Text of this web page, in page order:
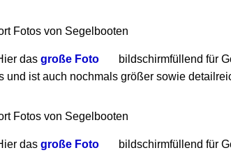
das große Foto bildschirmfüllend für
ist auch nochmals größer sowie
das große Foto bildschirmfüllend für